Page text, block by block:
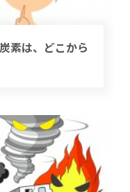
素は、どこから